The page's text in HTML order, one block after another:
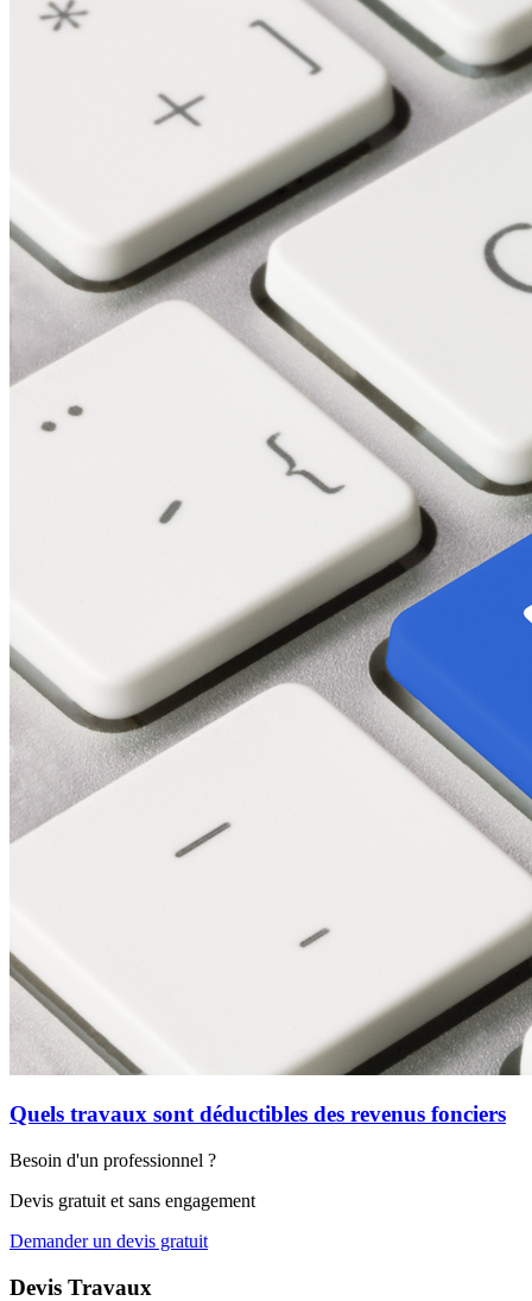
Quels travaux sont déductibles des revenus fonciers
Besoin d'un professionnel ?
Devis gratuit et sans engagement
Demander un devis gratuit
Devis Travaux